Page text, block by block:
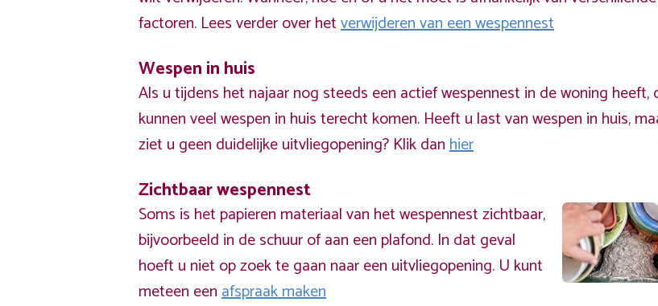
factoren. Lees verder over hetverwijderen van een wespennest
Wespen in huis
Als u tijdens het najaar nog steeds een actief wespennest in de woning heeft,
kunnen veel wespen in huis terecht komen. Heeft u last van wespen in huis,
ziet u geen duidelijke uitvliegopening? Klik danhier
Zichtbaar wespennest
Soms is het papieren materiaal van het wespennest zichtbaar,
bijvoorbeeld in de schuur of aan een plafond. In dat geval
hoeft u niet op zoek te gaan naar een uitvliegopening. U kunt
meteen eenafspraak maken